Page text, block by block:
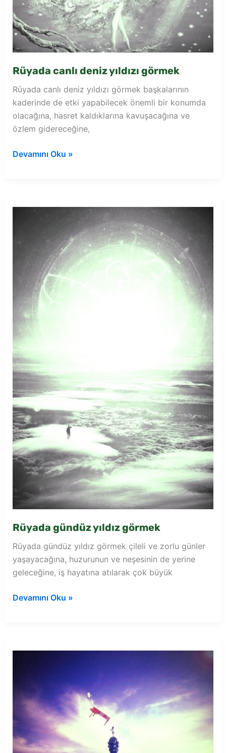
Rüyada canlı deniz yıldızı görmek
Rüyada canlı deniz yıldızı görmek başkalarının
kaderinde de etki yapabilecek önemli bir konumda
olacağına, hasret kaldıklarına kavuşacağına ve
özlem gidereceğine,
Rüyada
görmek
Devamını Oku »
Rüyada gündüz yıldız görmek
Rüyada gündüz yıldız görmek çileli ve zorlu günler
yaşayacağına, huzurunun ve neşesinin de yerine
geleceğine, iş hayatına atılarak çok büyük
Rüyada
Devamını Oku »